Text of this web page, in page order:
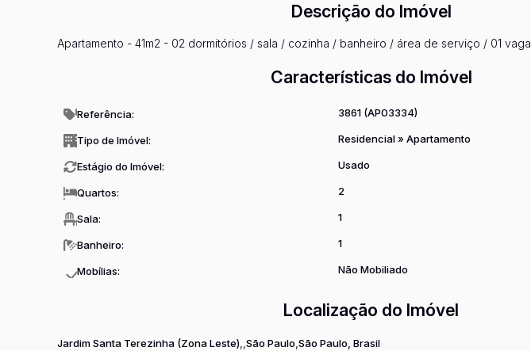
Descrição do Imóvel
Apartamento - 41m2 - 02 dormitórios / sala / cozinha / banheiro / área de serviço / 01 vaga
Características do Imóvel
Referência: 3861 (AP03334)
Tipo de Imóvel: Residencial» Apartamento
Estágio do Imóvel: Usado
Quartos: 2
Sala: 1
Banheiro: 1
Mobílias: Não Mobiliado
Localização do Imóvel
Jardim Santa Terezinha (Zona Leste) São Paulo São Paulo, Brasil